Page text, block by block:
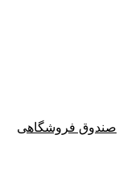
صندوق فروشگاهی